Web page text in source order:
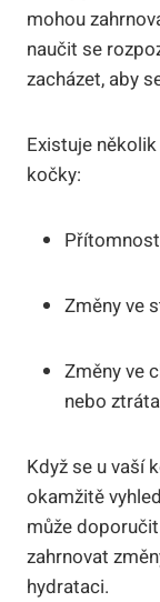
mohou
naučit se
zacházet,⁤ aby
Existuje
kočky:
Změny​ ve
Změny ve
nebo
Když‌ se⁣ u vaší
okamžitě‌
‌může
zahrnovat
⁣hydrataci.